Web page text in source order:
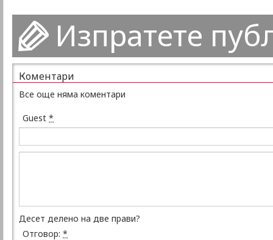
Изпратете
Коментари
Все още няма коментари
Guest *
Десет делено на две прави?
Отговор: *